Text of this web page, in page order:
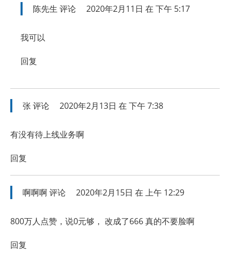
陈先生 评论 2020年2月11日 在 下午 5:17
我可以
回复
张 评论 2020年2月13日 在 下午 7:38
有没有待上线业务啊
回复
啊啊啊评论 2020年2月15日 在 上午 12:29
800万人点赞，说0元够， 改成了666 真的不要脸啊
回复